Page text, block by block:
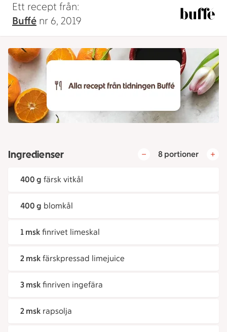
Ett recept från:
Buffé nr 6, 2019
Ingredienser 8 portioner
400 g färsk vitkål
400 g blomkål
1 msk finrivet limeskal
2 msk färskpressad limejuice
3 msk finriven ingefära
2 msk rapsolja